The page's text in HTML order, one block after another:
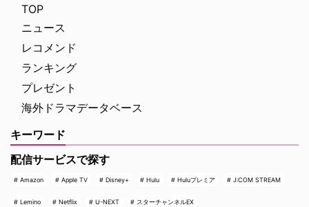
TOP
ニュース
レコメンド
ランキング
プレゼント
海外ドラマデータベース
キーワード
配信サービスで探す
Amazon Apple TV Disney+ Hulu Huluプレミア J:COM STREAM
Lemino Netflix U-NEXT スターチャンネルEX